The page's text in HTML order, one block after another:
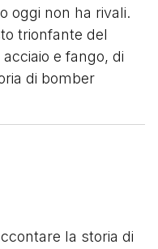
oggi non ha rivali.
trionfante del
e fango, di
di bomber
la storia di